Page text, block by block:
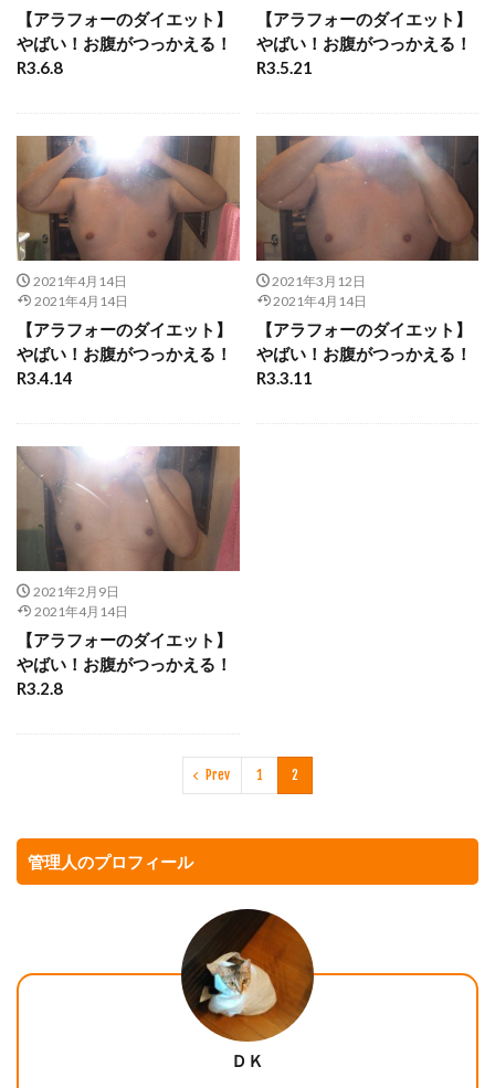
【アラフォーのダイエット】
やばい！お腹がつっかえる！
R3.6.8
【アラフォーのダイエット】
やばい！お腹がつっかえる！
R3.5.21
2021年4月14日
2021年4月14日
【アラフォーのダイエット】
やばい！お腹がつっかえる！
R3.4.14
2021年3月12日
2021年4月14日
【アラフォーのダイエット】
やばい！お腹がつっかえる！
R3.3.11
2021年2月9日
2021年4月14日
【アラフォーのダイエット】
やばい！お腹がつっかえる！
R3.2.8
Prev 1 2
管理人のプロフィール
ＤＫ